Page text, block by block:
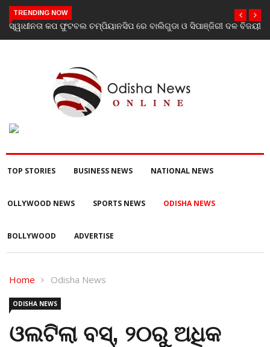
TRENDING NOW
ଯାଜପୁର ଗସ୍ତରେ ସ୍ୱାସ୍ଥ୍ୟ ମନ୍ତ୍ରୀ ଡ. ମୁକେଶ ମହାଲିଙ୍ଗ: ବନ୍ୟା
ପରବର୍ତ୍ତୀ ସ୍ୱାସ୍ଥ୍ୟସେବା ଓ ଜନସ୍ୱାସ୍ଥ୍ୟ ପରିଚାଳନାର କଲେ ସମୀକ୍ଷା
TOP STORIES BUSINESS NEWS NATIONAL NEWS
OLLYWOOD NEWS SPORTS NEWS ODISHA NEWS
BOLLYWOOD ADVERTISE
Home Odisha News
ODISHA NEWS
ଓଲଟିଲା ବସ୍, ୨୦ରୁ ଅଧିକ